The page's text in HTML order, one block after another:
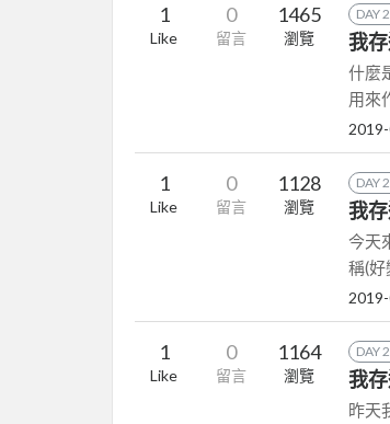
1
Like
0
留言
1465
瀏覽
DAY
我
什麼
用來
1
Like
0
留言
1128
瀏覽
DAY
我
今天
稱(好
1
Like
0
留言
1164
瀏覽
DAY
我
昨天